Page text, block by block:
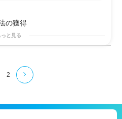
の獲得
っと見る
2